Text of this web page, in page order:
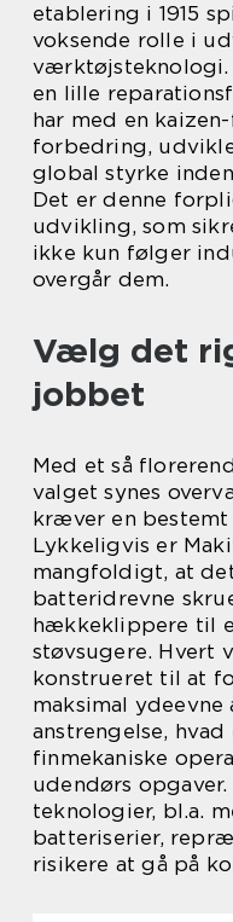
etablering i 1915
voksende rolle i
værktøjsteknologi.
en lille
har med en
forbedring,
global styrke
Det er denne
udvikling, som
ikke kun følger
overgår dem.
Vælg det
jobbet
Med et så
valget synes
kræver en
Lykkeligvis er
mangfoldigt, at
batteridrevne
hækkeklippere til
støvsugere. Hvert
konstrueret til at
maksimal
anstrengelse,
finmekaniske
udendørs
teknologier, bl.a.
batteriserier,
risikere at gå på